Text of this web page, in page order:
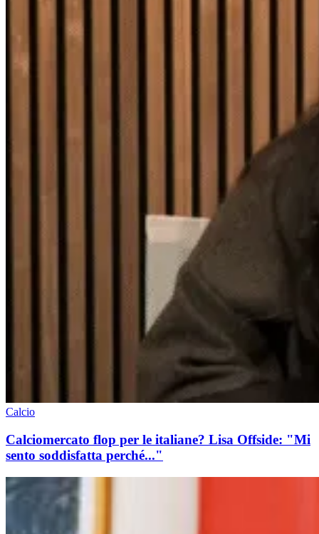
Calcio
Calciomercato flop per le italiane? Lisa Offside: "Mi
sento soddisfatta perché..."